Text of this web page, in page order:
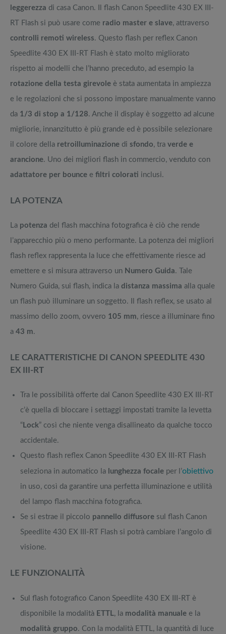
leggerezza di casa Canon. Il flash Canon Speedlite 430 EX III-
RT Flash si può usare come radio master e slave, attraverso
controlli remoti wireless. Questo flash per reflex Canon
Speedlite 430 EX III-RT Flash è stato molto migliorato
rispetto ai modelli che l’hanno preceduto, ad esempio la
rotazione della testa girevole è stata aumentata in ampiezza
e le regolazioni che si possono impostare manualmente vanno
da 1/3 di stop a 1/128. Anche il display è soggetto ad alcune
migliorie, innanzitutto è più grande ed è possibile selezionare
il colore della retroilluminazione di sfondo, tra verde e
arancione. Uno dei migliori flash in commercio, venduto con
adattatore per bounce e filtri colorati inclusi.
LA POTENZA
La potenza del flash macchina fotografica è ciò che rende
l’apparecchio più o meno performante. La potenza dei migliori
flash reflex rappresenta la luce che effettivamente riesce ad
emettere e si misura attraverso un Numero Guida. Tale
Numero Guida, sui flash, indica la distanza massima alla quale
un flash può illuminare un soggetto. Il flash reflex, se usato al
massimo dello zoom, ovvero 105 mm, riesce a illuminare fino
a 43 m.
LE CARATTERISTICHE DI CANON SPEEDLITE 430
EX III-RT
Tra le possibilità offerte dal Canon Speedlite 430 EX III-RT
c’è quella di bloccare i settaggi impostati tramite la levetta
“ Lock” così che niente venga disallineato da qualche tocco
accidentale.
Questo flash reflex Canon Speedlite 430 EX III-RT Flash
seleziona in automatico la lunghezza focale per l’obiettivo
in uso, così da garantire una perfetta illuminazione e utilità
del lampo flash macchina fotografica.
Se si estrae il piccolo pannello diffusore sul flash Canon
Speedlite 430 EX III-RT Flash si potrà cambiare l’angolo di
visione.
LE FUNZIONALITÀ
Sul flash fotografico Canon Speedlite 430 EX III-RT è
disponibile la modalità ETTL, la modalità manuale e la
modalità gruppo. Con la modalità ETTL, la quantità di luce